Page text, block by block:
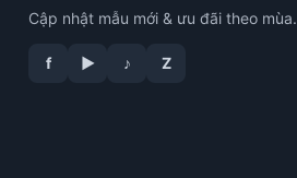
Cập nhật mẫu mới & ưu đãi theo mùa.
f ▶ ♪ Z